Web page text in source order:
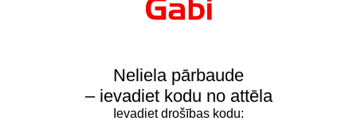
Neliela pārbaude
– ievadiet kodu no attēla
Ievadiet drošības kodu: